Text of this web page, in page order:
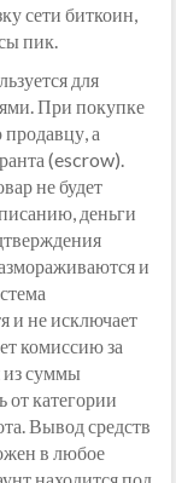
сети биткоин,
пик.
для
При покупке
продавцу, а
(escrow).
не будет
деньги
и
и не исключает
комиссию за
из суммы
от категории
Вывод средств
в любое